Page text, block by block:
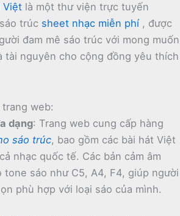
Việt là một thư viện trực tuyến
trúc sheet nhạc miễn phí , được
đam mê sáo trúc với mong muốn
tài nguyên cho cộng đồng yêu thích
web:
dạng: Trang web cung cấp hàng
sáo trúc, bao gồm các bài hát Việt
nhạc quốc tế. Các bản cảm âm
tone sáo như C5, A4, F4, giúp người
phù hợp với loại sáo của mình.